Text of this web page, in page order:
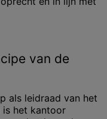
van de
als leidraad van het
is het kantoor